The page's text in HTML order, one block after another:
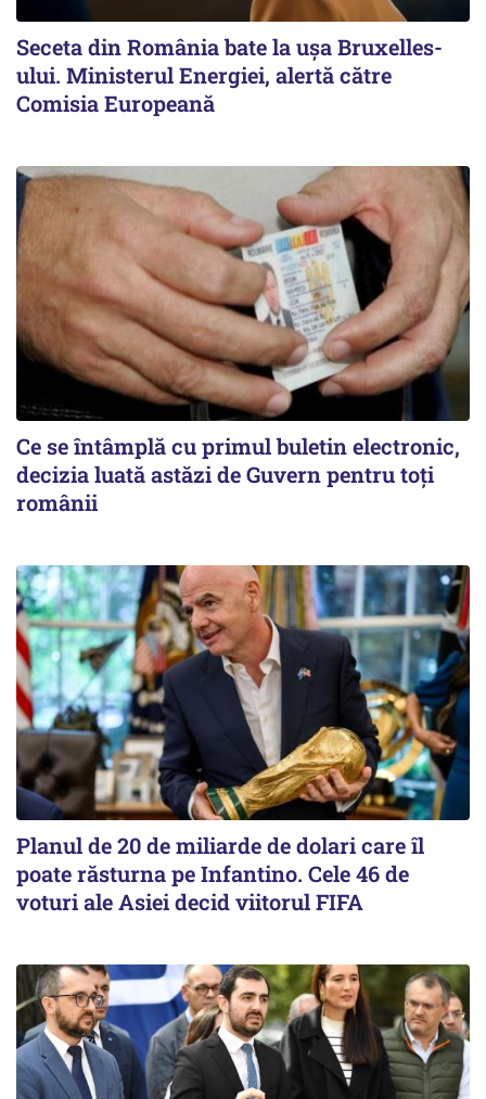
Seceta din România bate la ușa Bruxelles-
ului. Ministerul Energiei, alertă către
Comisia Europeană
Ce se întâmplă cu primul buletin electronic,
decizia luată astăzi de Guvern pentru toți
românii
Planul de 20 de miliarde de dolari care îl
poate răsturna pe Infantino. Cele 46 de
voturi ale Asiei decid viitorul FIFA